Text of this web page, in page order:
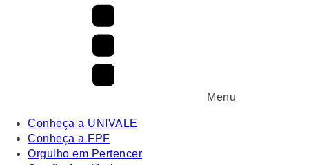
Menu
Conheça a UNIVALE
Conheça a FPF
Orgulho em Pertencer